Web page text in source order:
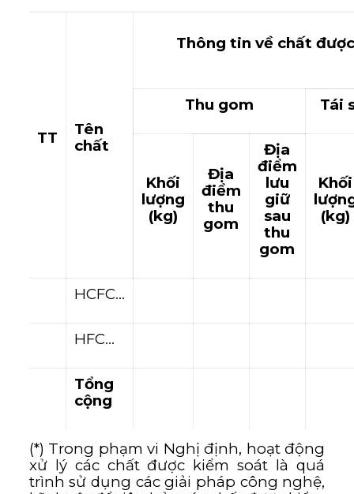
TT
Tên
chất
Thông tin về chất
Thu gom Tái
Khối
lượng
(kg)
Địa
điểm
thu
gom
Địa
điểm
lưu
giữ
sau
thu
gom
Khối
(kg)
HCFC…
HFC…
Tổng
cộng
(*) Trong phạm vi Nghị định, hoạt động
xử lý các chất được kiểm soát là quá
trình sử dụng các giải pháp công nghệ,